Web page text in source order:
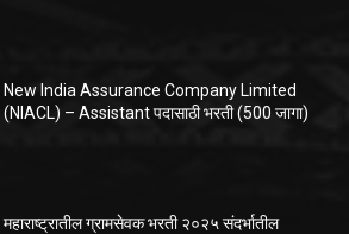
New India Assurance Company Limited
(NIACL) – Assistant पदासाठी भरती (500 जागा)
महाराष्ट्रातील ग्रामसेवक भरती २०२५ संदर्भातील